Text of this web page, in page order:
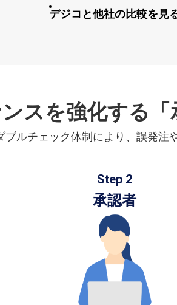
デジコと他社の比較を見
スを強化する
ルチェック体制により、誤発注
Step 2
承認者
OK!